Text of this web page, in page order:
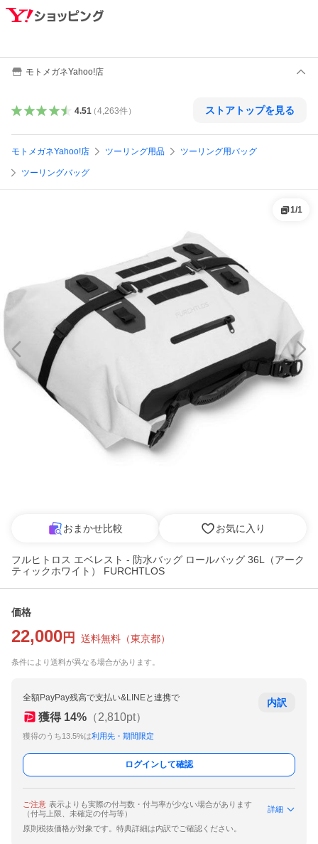
モトメガネYahoo!店
4.51（4,263件） ストアトップを見る
モトメガネYahoo!店 ツーリング用品 ツーリング用バッグ
ツーリングバッグ
1/1
おまかせ比較 お気に入り
フルヒトロス エベレスト - 防水バッグ ロールバッグ 36L（アーク
ティックホワイト） FURCHTLOS
価格
22,000 円 送料無料 （東京都）
条件により送料が異なる場合があります。
全額PayPay残高で支払い&LINEと連携で
獲得 14% （2,810pt）
獲得のうち13.5%は利用先・期間限定
内訳
ログインして確認
ご注意 表示よりも実際の付与数・付与率が少ない場合があります
（付与上限、未確定の付与等）
詳細
原則税抜価格が対象です。特典詳細は内訳でご確認ください。